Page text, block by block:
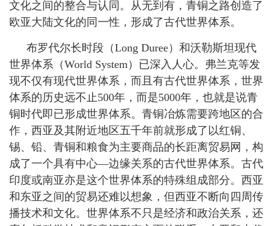
文化之间的整合与认同。从无到有，青铜之路创造了
欧亚大陆文化的同一性，形成了古代世界体系。
布罗代尔长时段（Long Duree）和沃勒斯坦现代
世界体系（World System ）已深入人心。弗兰克等发
现不仅有现代世界体系，而且有古代世界体系，世界
体系的历史远不止500年，而是5000年，也就是说青
铜时代即已形成世界体系。青铜冶炼需要跨地区的合
作，西亚及其附近地区五千年前就形成了以红铜、
锡、铅、青铜和粮食为主要商品的长距离贸易网，构
成了一个具有中心—边缘关系的古代世界体系。古代
印度或南亚亦是这个世界体系的特殊组成部分。西亚
和东亚之间的贸易还难以想象，但西亚不断向四周传
播技术和文化。世界体系不只是经济和政治关系，还